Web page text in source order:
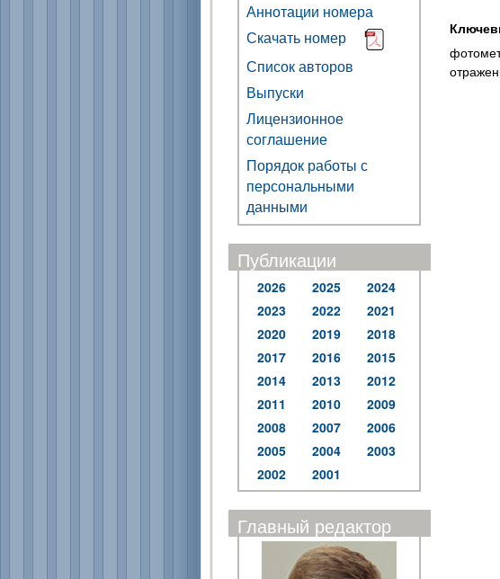
Аннотации номера
Скачать номер
Список авторов
Выпуски
Лицензионное
соглашение
Порядок работы с
персональными
данными
Публикации
2026 2025
2024
2023
2022
2021
2020
2019
2018
2017
2016
2015
2014
2013
2012
2011
2010
2009
2008
2007
2006
2005
2004
2003
2002
2001
Главный редактор